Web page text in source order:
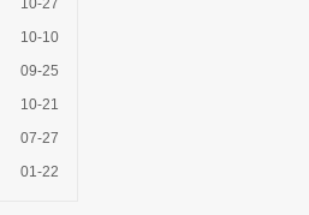
10-27
10-10
09-25
10-21
07-27
01-22